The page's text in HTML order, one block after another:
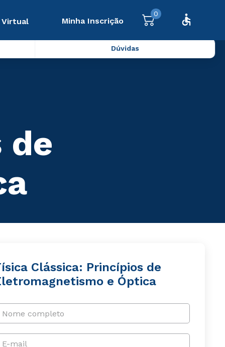
Virtual Minha Inscrição
0
Dúvidas
de
Clássica: Princípios de
e Óptica
Nome completo
E-mail